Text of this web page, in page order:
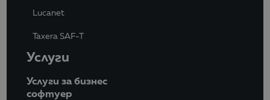
Lucanet
Taxera SAF-T
Услуги
Услуги за бизнес
софтуер